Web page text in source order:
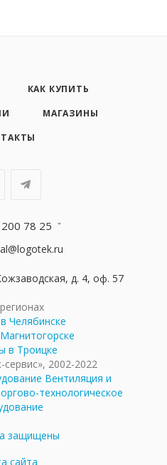
КАК КУПИТЬ
МАГАЗИНЫ
78 25
д. 4, оф. 57
Челябинске
в Троицке
2002-2022
Вентиляция и
технологическое
защищены
сайта